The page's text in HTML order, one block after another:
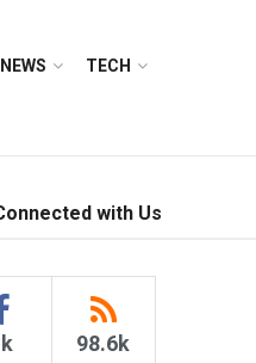
NEWS TECH
with Us
98.6k